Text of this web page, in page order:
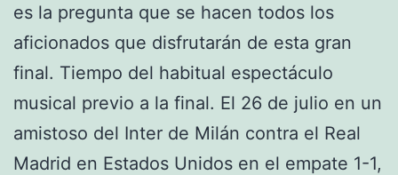
es la pregunta que se hacen todos los
aficionados que disfrutarán de esta gran
final. Tiempo del habitual espectáculo
musical previo a la final. El 26 de julio en un
amistoso del Inter de Milán contra el Real
Madrid en Estados Unidos en el empate 1-1,